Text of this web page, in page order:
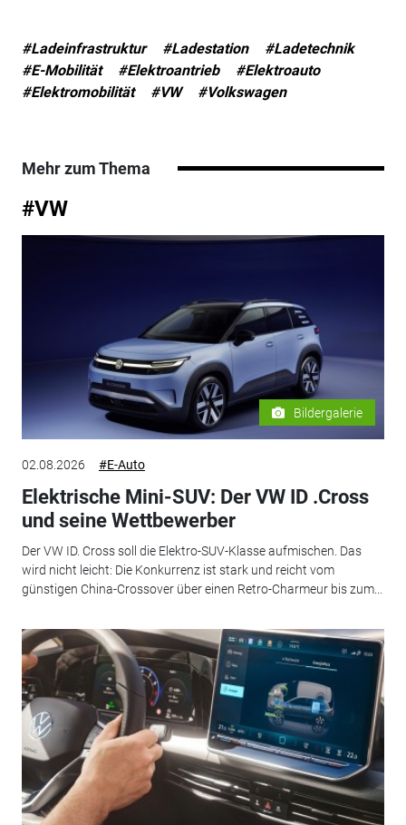
#Ladeinfrastruktur #Ladestation
#Ladetechnik
#E-Mobilität
#Elektroantrieb
#Elektroauto
#Elektromobilität
#VW #Volkswagen
Mehr zum Thema
#VW
Bildergalerie
02.08.2026 #E-Auto
Elektrische Mini-SUV: Der VW ID .Cross
und seine Wettbewerber
Der VW ID. Cross soll die Elektro-SUV-Klasse aufmischen. Das
wird nicht leicht: Die Konkurrenz ist stark und reicht vom
günstigen China-Crossover über einen Retro-Charmeur bis zum...